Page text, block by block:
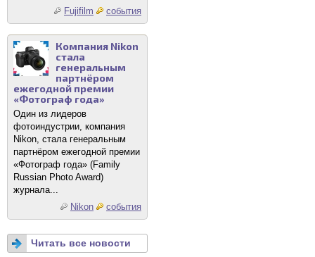
Fujifilm
события
Компания Nikon
стала
генеральным
партнёром
ежегодной премии
«Фотограф года»
Один из лидеров
фотоиндустрии, компания
Nikon, стала генеральным
партнёром ежегодной премии
«Фотограф года» (Family
Russian Photo Award)
журнала...
Nikon
события
Читать все новости